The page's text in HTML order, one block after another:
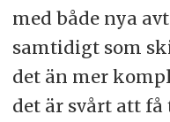
med både nya
samtidigt som
det än mer
det är svårt att få